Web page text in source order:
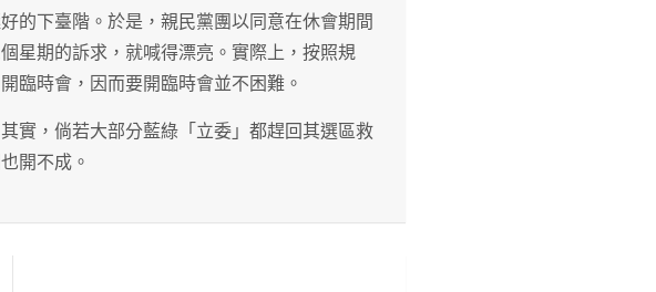
的下臺階。於是，親民黨團以同意在休會期間
星期的訴求，就喊得漂亮。實際上，按照規
臨時會，因而要開臨時會並不困難。
實，倘若大部分藍綠「立委」都趕回其選區救
開不成。